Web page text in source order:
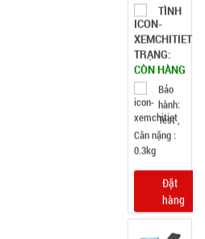
12.000 đ
TÌNH
TRẠNG:
CÒN HÀNG
Bảo
Đặt
hàng